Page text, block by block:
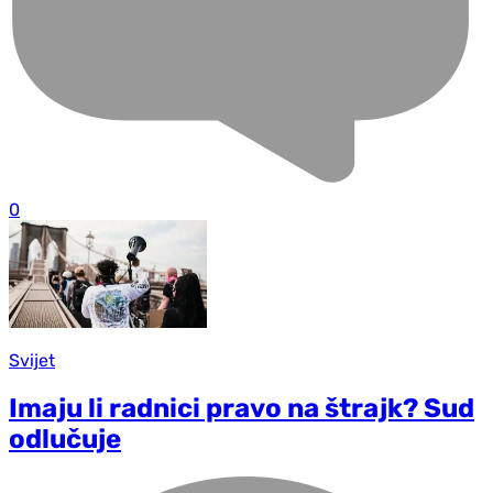
0
Svijet
Imaju li radnici pravo na štrajk? Sud
odlučuje